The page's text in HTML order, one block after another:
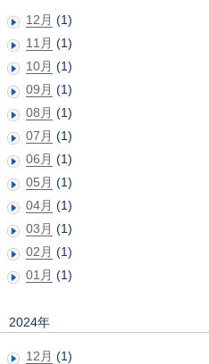
12月 (1)
11月 (1)
10月 (1)
09月 (1)
08月 (1)
07月 (1)
06月 (1)
05月 (1)
04月 (1)
03月 (1)
02月 (1)
01月 (1)
2024年
12月 (1)